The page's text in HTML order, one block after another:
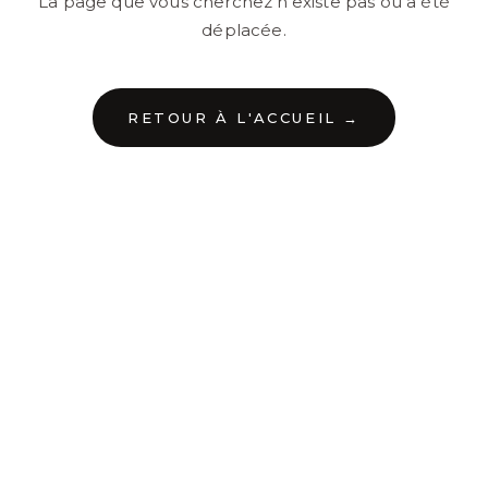
déplacée.
RETOUR À L'ACCUEIL →